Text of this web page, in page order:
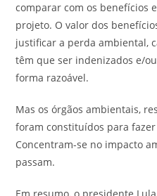
comparar com os benefícios
projeto. O valor dos
justificar a perda ambiental,
têm que ser indenizados e/
forma razoável.
Mas os órgãos ambientais,
foram constituídos para
Concentram-se no impacto
passam.